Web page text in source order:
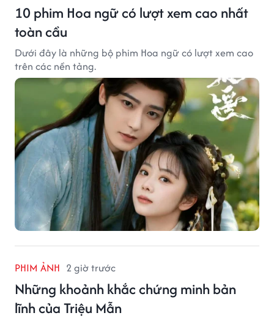
10 phim Hoa ngữ có lượt xem cao nhất
toàn cầu
Dưới đây là những bộ phim Hoa ngữ có lượt xem cao
trên các nền tảng.
PHIM ẢNH 2 giờ trước
Những khoảnh khắc chứng minh bản
lĩnh của Triệu Mẫn